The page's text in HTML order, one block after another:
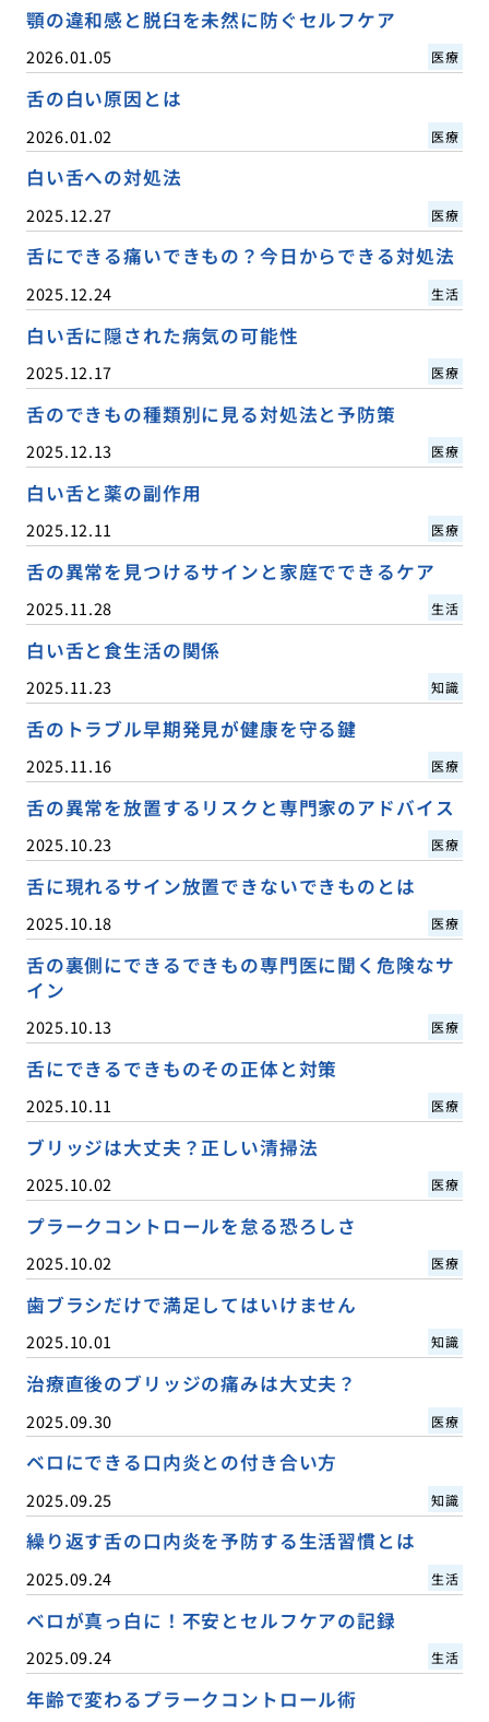
顎の違和感と脱臼を未然に防ぐセルフケア
2026.01.05 医療
舌の白い原因とは
2026.01.02 医療
白い舌への対処法
2025.12.27 医療
舌にできる痛いできもの？今日からできる対処法
2025.12.24 生活
白い舌に隠された病気の可能性
2025.12.17 医療
舌のできもの種類別に見る対処法と予防策
2025.12.13 医療
白い舌と薬の副作用
2025.12.11 医療
舌の異常を見つけるサインと家庭でできるケア
2025.11.28 生活
白い舌と食生活の関係
2025.11.23 知識
舌のトラブル早期発見が健康を守る鍵
2025.11.16 医療
舌の異常を放置するリスクと専門家のアドバイス
2025.10.23 医療
舌に現れるサイン放置できないできものとは
2025.10.18 医療
舌の裏側にできるできもの専門医に聞く危険なサ
イン
2025.10.13 医療
舌にできるできものその正体と対策
2025.10.11 医療
ブリッジは大丈夫？正しい清掃法
2025.10.02 医療
プラークコントロールを怠る恐ろしさ
2025.10.02 医療
歯ブラシだけで満足してはいけません
2025.10.01 知識
治療直後のブリッジの痛みは大丈夫？
2025.09.30 医療
ベロにできる口内炎との付き合い方
2025.09.25 知識
繰り返す舌の口内炎を予防する生活習慣とは
2025.09.24 生活
ベロが真っ白に！不安とセルフケアの記録
2025.09.24 生活
年齢で変わるプラークコントロール術